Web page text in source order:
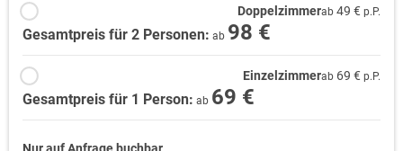
Doppelzimmerab 49 € p.P.
Gesamtpreis für 2 Personen: ab 98 €
Einzelzimmerab 69 € p.P.
Gesamtpreis für 1 Person: ab 69 €
Nur auf Anfrage buchbar